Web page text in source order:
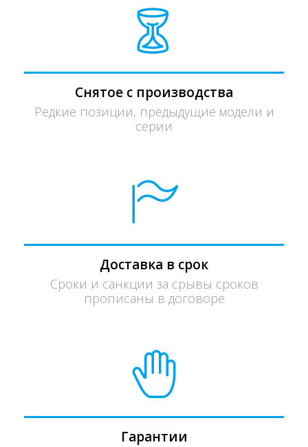
Снятое с производства
Редкие позиции, предыдущие модели и
серии
Доставка в срок
Сроки и санкции за срывы сроков
прописаны в договоре
Гарантии